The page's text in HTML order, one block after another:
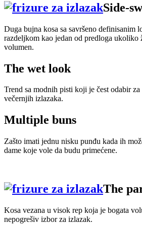
Side-
Duga bujna kosa sa savršeno definisanim
razdeljkom kao jedan od predloga ukoliko
volumen.
The wet look
Trend sa modnih pisti koji je čest odabir
večernjih izlazaka.
Multiple buns
Zašto imati jednu nisku punđu kada ih
dame koje vole da budu primećene.
The
Kosa vezana u visok rep koja je bogata
nepogrešiv izbor za izlazak.